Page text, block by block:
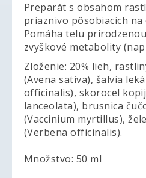
Preparát s obsahom
priaznivo pôsobiacich na
Pomáha telu
zvyškové metabolity
Zloženie: 20% lieh,
(Avena sativa), šalvia
officinalis), skorocel
lanceolata), brusnica
(Vaccinium myrtillus),
(Verbena officinalis).
Množstvo: 50 ml